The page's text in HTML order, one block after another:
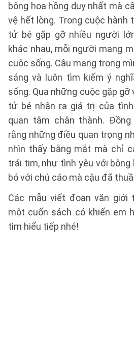
bông hoa hồng duy nhất mà
vệ hết lòng. Trong cuộc hành
tử bé gặp gỡ nhiều người
khác nhau, mỗi người mang
cuộc sống. Cậu mang trong
sáng và luôn tìm kiếm ý
sống. Qua những cuộc gặp gỡ
tử bé nhận ra giá trị của
quan tâm chân thành.
rằng những điều quan trọng
nhìn thấy bằng mắt mà chỉ
trái tim, như tình yêu với bông
bó với chú cáo mà cậu đã
Các mẫu viết đoạn văn giới
một cuốn sách có khiến em
tìm hiểu tiếp nhé!